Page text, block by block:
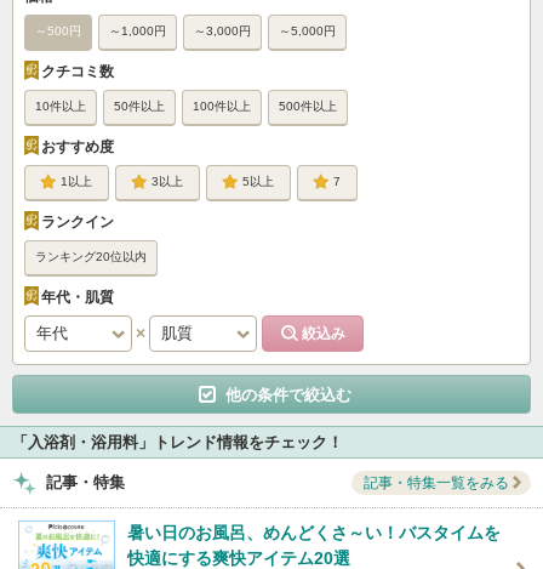
～500円 ～1,000円 ～3,000円 ～5,000円
クチコミ数
10件以上 50件以上 100件以上 500件以上
おすすめ度
1 3 5 7
ランクイン
ランキング20位以内
年代・肌質
他の条件で絞込む
「入浴剤・浴用料」トレンド情報をチェック！
記事・特集 記事・特集一覧をみる
暑い日のお風呂、めんどくさ～い！バスタイムを
快適にする爽快アイテム20選